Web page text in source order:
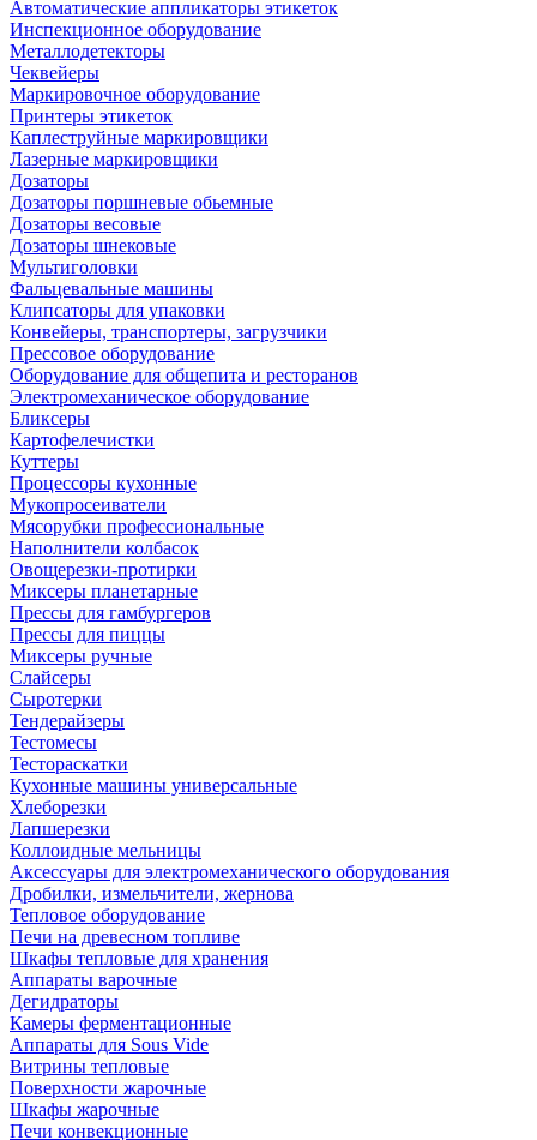
Автоматические аппликаторы этикеток
Инспекционное оборудование
Металлодетекторы
Чеквейеры
Маркировочное оборудование
Принтеры этикеток
Каплеструйные маркировщики
Лазерные маркировщики
Дозаторы
Дозаторы поршневые обьемные
Дозаторы весовые
Дозаторы шнековые
Мультиголовки
Фальцевальные машины
Клипсаторы для упаковки
Конвейеры, транспортеры, загрузчики
Прессовое оборудование
Оборудование для общепита и ресторанов
Электромеханическое оборудование
Бликсеры
Картофелечистки
Куттеры
Процессоры кухонные
Мукопросеиватели
Мясорубки профессиональные
Наполнители колбасок
Овощерезки-протирки
Миксеры планетарные
Прессы для гамбургеров
Прессы для пиццы
Миксеры ручные
Слайсеры
Сыротерки
Тендерайзеры
Тестомесы
Тестораскатки
Кухонные машины универсальные
Хлеборезки
Лапшерезки
Коллоидные мельницы
Аксессуары для электромеханического оборудования
Дробилки, измельчители, жернова
Тепловое оборудование
Печи на древесном топливе
Шкафы тепловые для хранения
Аппараты варочные
Дегидраторы
Камеры ферментационные
Аппараты для Sous Vide
Витрины тепловые
Поверхности жарочные
Шкафы жарочные
Печи конвекционные